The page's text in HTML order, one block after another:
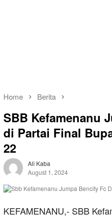
Home Berita
SBB Kefamenanu
di Partai Final
22
Ali Kaba
August 1, 2024
KEFAMENANU,- SBB